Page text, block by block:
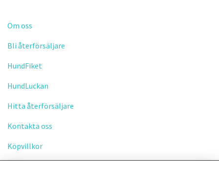
Om oss
Bli återförsäljare
HundFiket
HundLuckan
Hitta återförsäljare
Kontakta oss
Köpvillkor